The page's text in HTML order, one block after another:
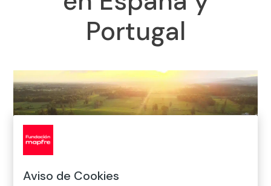
Portugal
Aviso de Cookies